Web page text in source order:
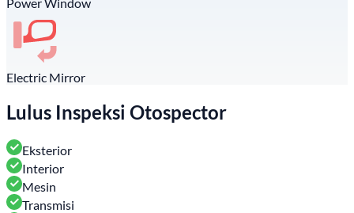
Electric Mirror
Lulus Inspeksi Otospector
Eksterior
Interior
Mesin
Transmisi